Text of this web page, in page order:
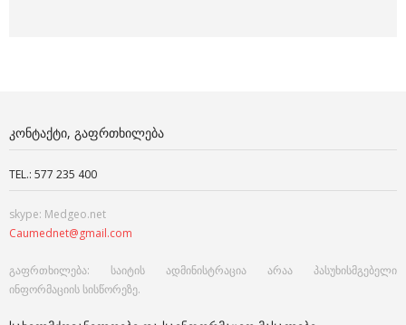
ᲙᲝᲜᲢᲐᲥᲢᲘ, ᲒᲐᲤᲠᲗᲮᲘᲚᲔᲑᲐ
TEL.: 577 235 400
skype: Medgeo.net
Caumednet@gmail.com
გაფრთხილება: საიტის ადმინისტრაცია არაა პასუხისმგებელი
ინფორმაციის სისწორეზე.